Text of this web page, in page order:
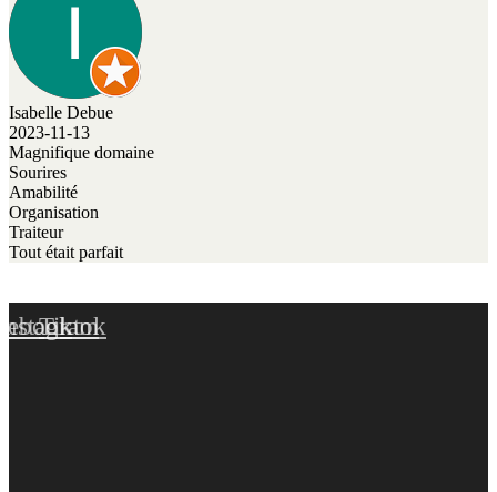
Isabelle Debue
2023-11-13
Magnifique domaine
Sourires
Amabilité
Organisation
Traiteur
Tout était parfait
Tiktok